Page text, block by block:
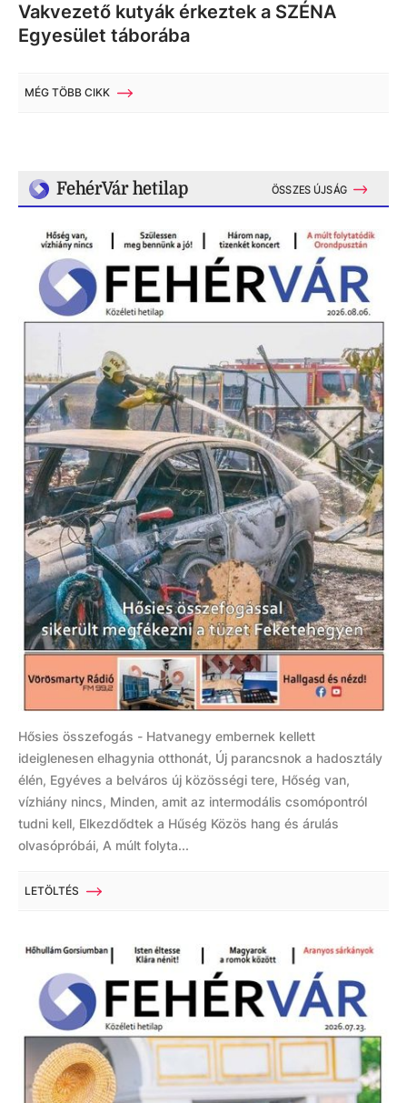
Vakvezető kutyák érkeztek a SZÉNA
Egyesület táborába
MÉG TÖBB CIKK
FehérVár hetilap ÖSSZES ÚJSÁG
Hősies összefogás - Hatvanegy embernek kellett
ideiglenesen elhagynia otthonát, Új parancsnok a hadosztály
élén, Egyéves a belváros új közösségi tere, Hőség van,
vízhiány nincs, Minden, amit az intermodális csomópontról
tudni kell, Elkezdődtek a Hűség Közös hang és árulás
olvasópróbái, A múlt folyta...
LETÖLTÉS